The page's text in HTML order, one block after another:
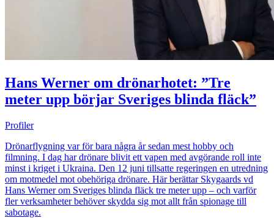
Hans Werner om drönarhotet: ”Tre
meter upp börjar Sveriges blinda fläck”
Profiler
Drönarflygning var för bara några år sedan mest hobby och
filmning. I dag har drönare blivit ett vapen med avgörande roll inte
minst i kriget i Ukraina. Den 12 juni tillsatte regeringen en utredning
om motmedel mot obehöriga drönare. Här berättar Skygaards vd
Hans Werner om Sveriges blinda fläck tre meter upp – och varför
fler verksamheter behöver skydda sig mot allt från spionage till
sabotage.